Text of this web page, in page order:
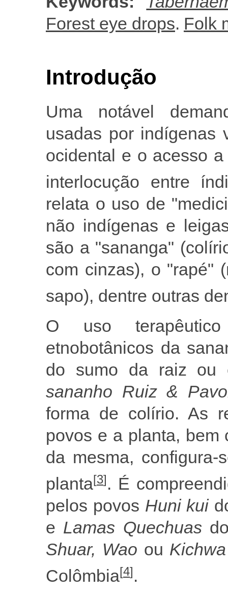
Forest eye drops. Folk
Introdução
Uma notável
usadas por indígenas
ocidental e o acesso
interlocução entre
relata o uso de
não indígenas e
são a "sananga"
com cinzas), o "rapé"
sapo), dentre outras
O uso
etnobotânicos da
do sumo da raiz
sananho Ruiz &
forma de colírio. As
povos e a planta, bem
da mesma,
planta[3]. É
pelos povos Huni kui
e Lamas Quechuas
Shuar, Wao ou Kichwa
Colômbia[4].